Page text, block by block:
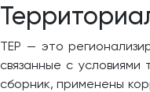
ТЕР — это
связанные с
сборник, применены